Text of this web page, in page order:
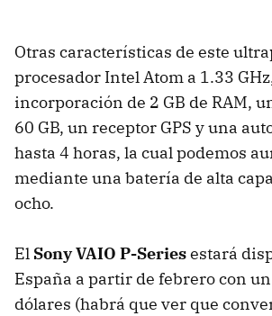
Otras características de este
procesador Intel Atom a 1.33
incorporación de 2 GB de RAM,
60 GB, un receptor GPS y una
hasta 4 horas, la cual podemos
mediante una batería de alta
ocho.
El SonyVAIO P-Seriesestará
España a partir de febrero con
dólares (habrá que ver que